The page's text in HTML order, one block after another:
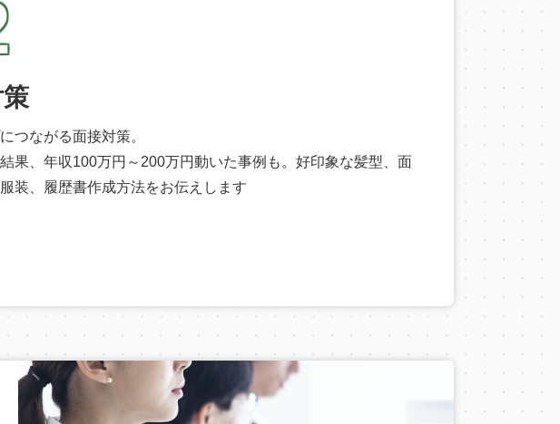
つながる面接対策。
果、年収100万円～200万円動いた事例も。好印象な髪型、面
装、履歴書作成方法をお伝えします